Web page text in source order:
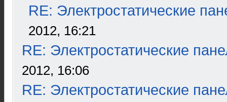
RE: Электростатические
2012, 16:21
RE: Электростатические
2012, 16:06
RE: Электростатические